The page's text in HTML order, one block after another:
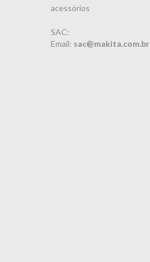
acessórios
SAC:
Email: sac@makita.com.br